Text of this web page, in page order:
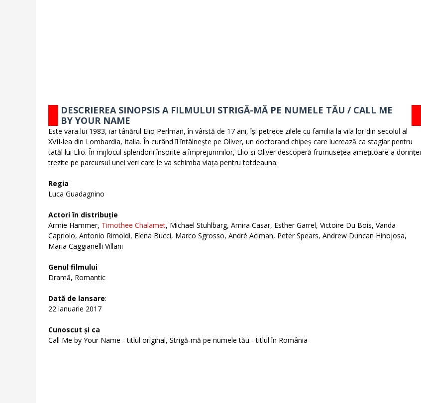
DESCRIEREA SINOPSIS A FILMULUI STRIGĂ-MĂ PE NUMELE TĂU / CALL ME
BY YOUR NAME
Este vara lui 1983, iar tânărul Elio Perlman, în vârstă de 17 ani, își petrece zilele cu familia la vila lor din secolul al
XVII-lea din Lombardia, Italia. În curând îl întâlnește pe Oliver, un doctorand chipeș care lucrează ca stagiar pentru
tatăl lui Elio. În mijlocul splendorii însorite a împrejurimilor, Elio și Oliver descoperă frumusețea amețitoare a dorinței
trezite pe parcursul unei veri care le va schimba viața pentru totdeauna.
Regia
Luca Guadagnino
Actori în distribuție
Armie Hammer, Timothee Chalamet, Michael Stuhlbarg, Amira Casar, Esther Garrel, Victoire Du Bois, Vanda
Capriolo, Antonio Rimoldi, Elena Bucci, Marco Sgrosso, André Aciman, Peter Spears, Andrew Duncan Hinojosa,
Maria Caggianelli Villani
Genul filmului
Dramă, Romantic
Dată de lansare:
22 ianuarie 2017
Cunoscut și ca
Call Me by Your Name - titlul original, Strigă-mă pe numele tău - titlul în România